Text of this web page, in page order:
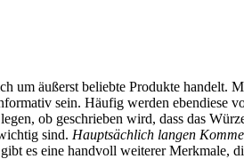
um äußerst beliebte Produkte handelt.
sein. Häufig werden
ob geschrieben wird, dass das
sind. Hauptsächlich langen
es eine handvoll weiterer Merkmale,